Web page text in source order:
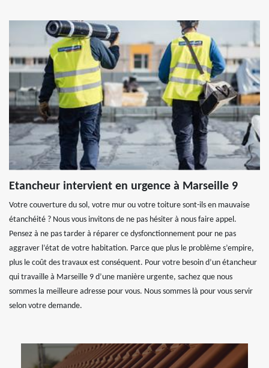
Etancheur intervient en urgence à Marseille 9
Votre couverture du sol, votre mur ou votre toiture sont-ils en mauvaise
étanchéité ? Nous vous invitons de ne pas hésiter à nous faire appel.
Pensez à ne pas tarder à réparer ce dysfonctionnement pour ne pas
aggraver l’état de votre habitation. Parce que plus le problème s’empire,
plus le coût des travaux est conséquent. Pour votre besoin d’un étancheur
qui travaille à Marseille 9 d’une manière urgente, sachez que nous
sommes la meilleure adresse pour vous. Nous sommes là pour vous servir
selon votre demande.